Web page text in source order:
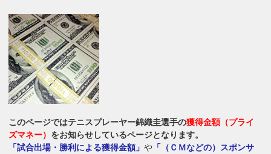
このページではテニスプレーヤー錦織圭選手の獲得金額（プライ
ズマネー） をお知らせしているページとなります。
「試合出場・勝利による獲得金額」や 「（ＣＭなどの）スポンサ